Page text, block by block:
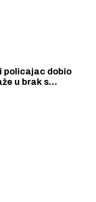
policajac dobio
u brak s